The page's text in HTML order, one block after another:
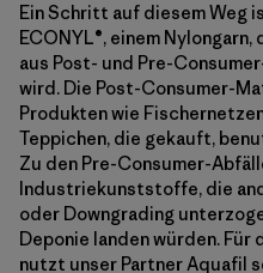
Ein Schritt auf diesem Weg
ECONYL®, einem
aus Post- und Pre-
wird. Die Post-Consumer-
Produkten wie
Teppichen, die gekauft,
Zu den Pre-Consumer-
Industriekunststoffe, die
oder Downgrading
Deponie landen würden. Für
nutzt unser Partner Aquafil